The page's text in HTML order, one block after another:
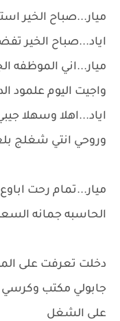
ميار...صباح الخير
اياد...صباح الخير
ميار...اني الموظفه
واجيت اليوم علمود
اياد...اهلا وسهلا
وروحي انتي شغلج
ميار...تمام رحت
الحاسبه جمانه
دخلت تعرفت على
جابولي مكتب
على الشغل